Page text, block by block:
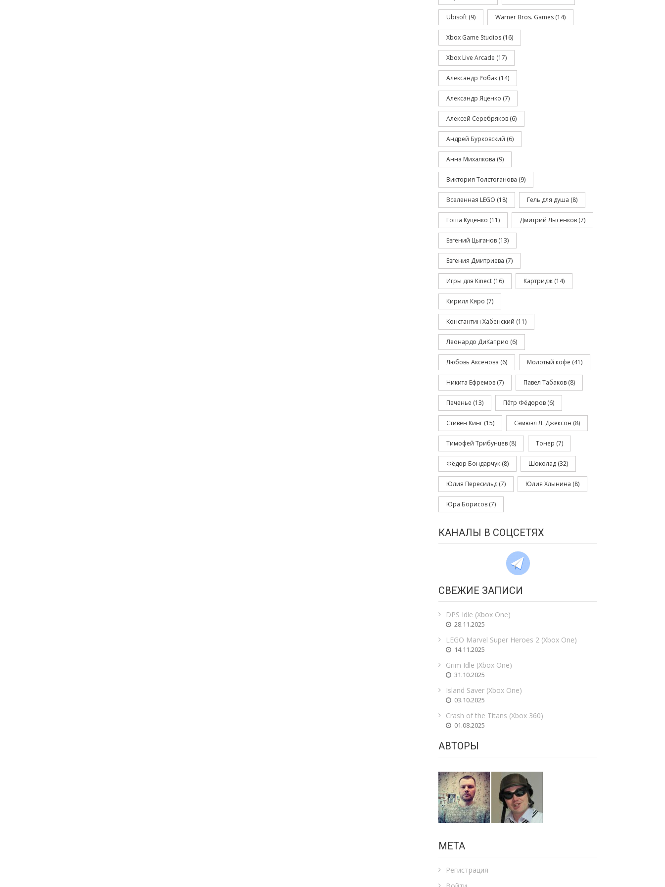
Ubisoft (9) Warner Bros. Games (14)
Xbox Game Studios (16)
Xbox Live Arcade (17)
Александр Робак (14)
Александр Яценко (7)
Алексей Серебряков (6)
Андрей Бурковский (6)
Анна Михалкова (9)
Виктория Толстоганова (9)
Вселенная LEGO (18) Гель для душа (8)
Гоша Куценко (11) Дмитрий Лысенков (7)
Евгений Цыганов (13)
Евгения Дмитриева (7)
Игры для Kinect (16) Картридж (14)
Кирилл Кяро (7)
Константин Хабенский (11)
Леонардо ДиКаприо (6)
Любовь Аксенова (6) Молотый кофе (41)
Никита Ефремов (7) Павел Табаков (8)
Печенье (13) Пётр Фёдоров (6)
Стивен Кинг (15) Сэмюэл Л. Джексон (8)
Тимофей Трибунцев (8) Тонер (7)
Фёдор Бондарчук (8) Шоколад (32)
Юлия Пересильд (7) Юлия Хлынина (8)
Юра Борисов (7)
КАНАЛЫ В СОЦСЕТЯХ
СВЕЖИЕ ЗАПИСИ
DPS Idle (Xbox One)
28.11.2025
LEGO Marvel Super Heroes 2 (Xbox One)
14.11.2025
Grim Idle (Xbox One)
31.10.2025
Island Saver (Xbox One)
03.10.2025
Crash of the Titans (Xbox 360)
01.08.2025
АВТОРЫ
МЕТА
Регистрация